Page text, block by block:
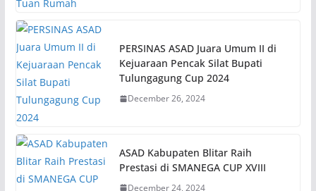
PERSINAS ASAD Juara Umum II di
Kejuaraan Pencak Silat Bupati
Tulungagung Cup 2024
December 26, 2024
ASAD Kabupaten Blitar Raih
Prestasi di SMANEGA CUP XVIII
December 24, 2024